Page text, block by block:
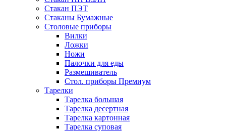
Стакан ПЭТ
Стаканы Бумажные
Столовые приборы
Вилки
Ложки
Ножи
Палочки для еды
Размешиватель
Стол. приборы Премиум
Тарелки
Тарелка большая
Тарелка десертная
Тарелка картонная
Тарелка суповая